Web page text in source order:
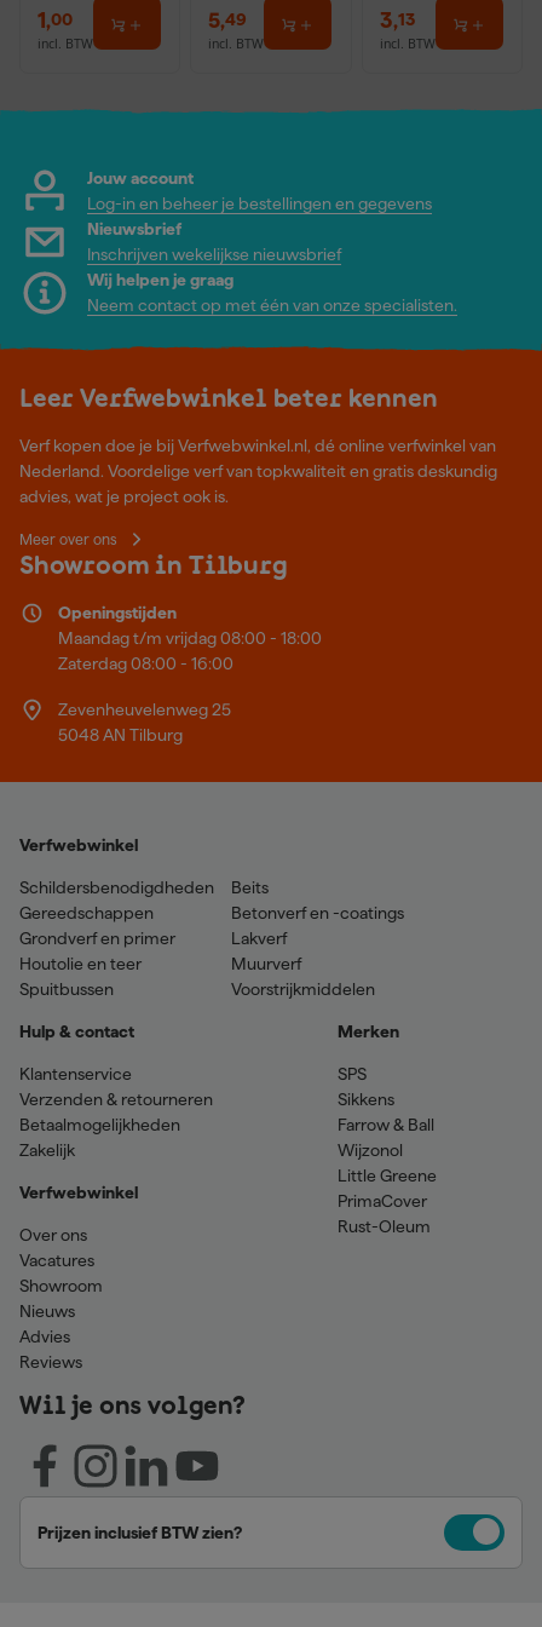
1,00
incl. BTW
5,49
incl. BTW
3,13
incl. BTW
Jouw account
Log-in en beheer je bestellingen en gegevens
Nieuwsbrief
Inschrijven wekelijkse nieuwsbrief
Wij helpen je graag
Neem contact op met één van onze specialisten.
Leer Verfwebwinkel beter kennen
Verf kopen doe je bij Verfwebwinkel.nl, dé online verfwinkel van
Nederland. Voordelige verf van topkwaliteit en gratis deskundig
advies, wat je project ook is.
Meer over ons
Showroom in Tilburg
Openingstijden
Maandag t/m vrijdag 08:00 - 18:00
Zaterdag 08:00 - 16:00
Zevenheuvelenweg 25
5048 AN Tilburg
Verfwebwinkel
Schildersbenodigdheden
Gereedschappen
Grondverf en primer
Houtolie en teer
Spuitbussen
Beits
Betonverf en -coatings
Lakverf
Muurverf
Voorstrijkmiddelen
Hulp & contact
Klantenservice
Verzenden & retourneren
Betaalmogelijkheden
Zakelijk
Verfwebwinkel
Over ons
Vacatures
Showroom
Nieuws
Advies
Reviews
Merken
SPS
Sikkens
Farrow & Ball
Wijzonol
Little Greene
PrimaCover
Rust-Oleum
Wil je ons volgen?
Prijzen inclusief BTW zien?